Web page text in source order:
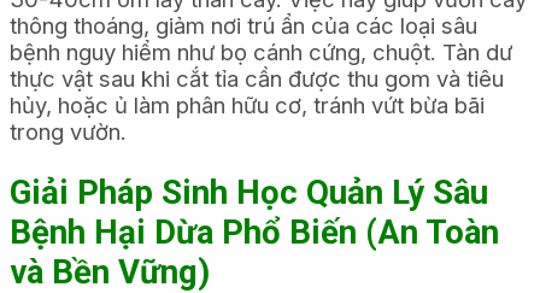
thông thoáng, giảm nơi trú ẩn của các loại sâu
bệnh nguy hiểm như bọ cánh cứng, chuột. Tàn dư
thực vật sau khi cắt tỉa cần được thu gom và tiêu
hủy, hoặc ủ làm phân hữu cơ, tránh vứt bừa bãi
trong vườn.
Giải Pháp Sinh Học Quản Lý Sâu
Bệnh Hại Dừa Phổ Biến (An Toàn
và Bền Vững)